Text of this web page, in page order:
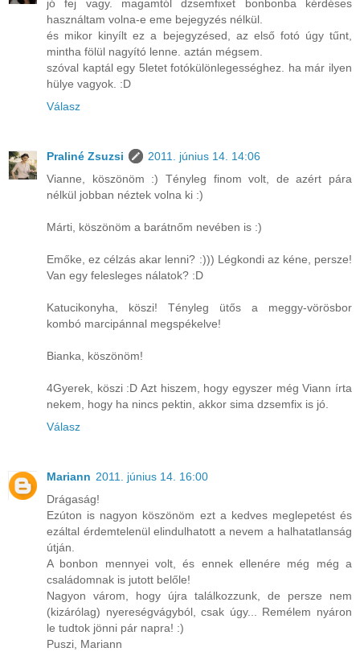
jó fej vagy. magamtól dzsemfixet bonbonba kérdéses
használtam volna-e eme bejegyzés nélkül.
és mikor kinyílt ez a bejegyzésed, az első fotó úgy tűnt,
mintha fölül nagyító lenne. aztán mégsem.
szóval kaptál egy 5letet fotókülönlegességhez. ha már ilyen
hülye vagyok. :D
Válasz
Praliné Zsuzsi
2011. június 14. 14:06
Vianne, köszönöm :) Tényleg finom volt, de azért pára
nélkül jobban néztek volna ki :)
Márti, köszönöm a barátnőm nevében is :)
Emőke, ez célzás akar lenni? :))) Légkondi az kéne, persze!
Van egy felesleges nálatok? :D
Katucikonyha, köszi! Tényleg ütős a meggy-vörösbor
kombó marcipánnal megspékelve!
Bianka, köszönöm!
4Gyerek, köszi :D Azt hiszem, hogy egyszer még Viann írta
nekem, hogy ha nincs pektin, akkor sima dzsemfix is jó.
Válasz
Mariann 2011. június 14. 16:00
Drágaság!
Ezúton is nagyon köszönöm ezt a kedves meglepetést és
ezáltal érdemtelenül elindulhatott a nevem a halhatatlanság
útján.
A bonbon mennyei volt, és ennek ellenére még még a
családomnak is jutott belőle!
Nagyon várom, hogy újra találkozzunk, de persze nem
(kizárólag) nyereségvágyból, csak úgy... Remélem nyáron
le tudtok jönni pár napra! :)
Puszi, Mariann